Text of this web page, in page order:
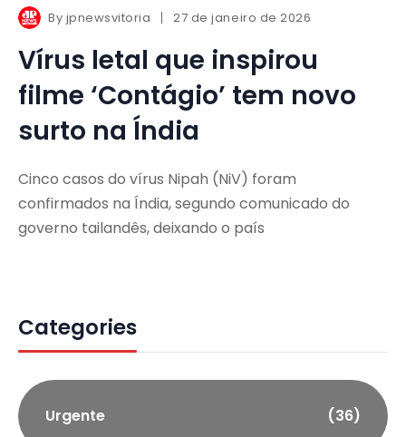
By jpnewsvitoria 27 de janeiro de 2026
Vírus letal que inspirou
filme ‘Contágio’ tem novo
surto na Índia
Cinco casos do vírus Nipah (NiV) foram
confirmados na Índia, segundo comunicado do
governo tailandês, deixando o país
Categories
Urgente (36)